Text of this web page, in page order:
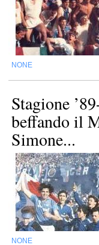
NONE
Stagione
beffando il
Simone...
NONE